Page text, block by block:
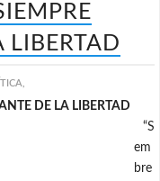
DE LA LIBERTAD
“S
em
bre